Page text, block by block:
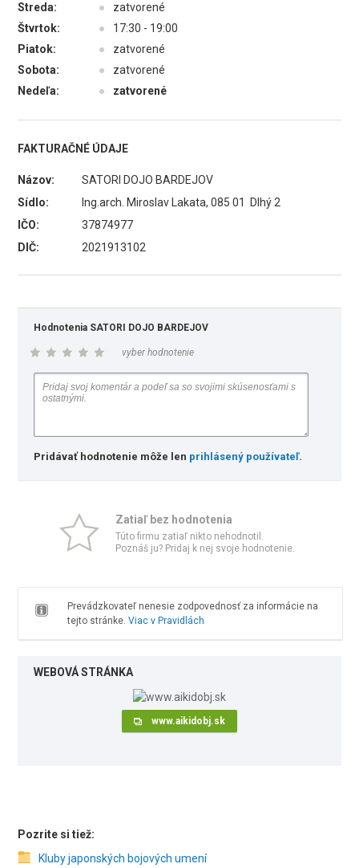
Streda:
●
zatvorené
Štvrtok:
●
17:30 - 19:00
Piatok:
●
zatvorené
Sobota:
●
zatvorené
Nedeľa:
● zatvorené
FAKTURAČNÉ ÚDAJE
Názov:
SATORI DOJO BARDEJOV
Sídlo:
Ing.arch. Miroslav Lakata, 085 01 Dlhý 2
IČO:
37874977
DIČ:
2021913102
Hodnotenia SATORI DOJO BARDEJOV
vyber hodnotenie
Pridávať hodnotenie môže len prihlásený používateľ.
Zatiaľ bez hodnotenia
Túto firmu zatiaľ nikto nehodnotil.
Poznáš ju? Pridaj k nej svoje hodnotenie.
Prevádzkovateľ nenesie zodpovednosť za informácie na
tejto stránke. Viac v Pravidlách
WEBOVÁ STRÁNKA
www.aikidobj.sk
Pozrite si tiež:
Kluby japonských bojových umení